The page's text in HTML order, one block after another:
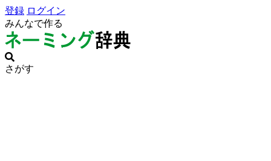
登録 ログイン
みんなで作る
さがす